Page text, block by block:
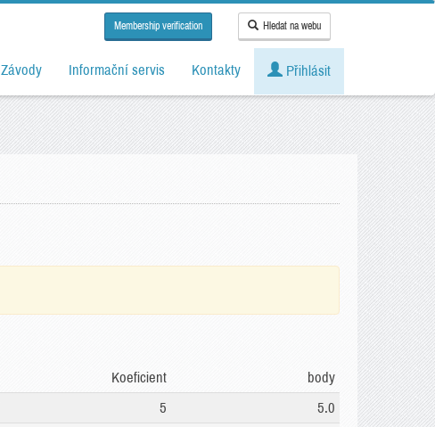
Membership verification Hledat na webu
Závody Informační servis Kontakty Přihlásit
Koeficient
body
5
5.0